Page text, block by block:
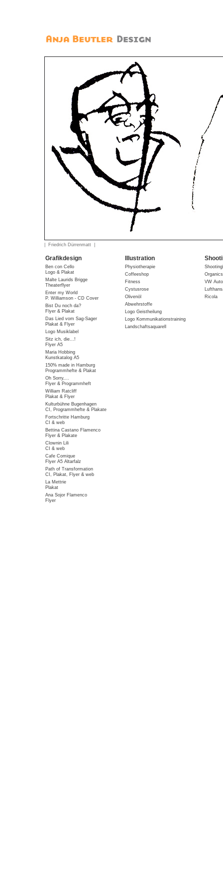
| Friedrich Dürrenmatt |
Grafikdesign
Ben con Cello
Logo & Plakat
Malte Laurids Brigge
Theaterflyer
Enter my World
P. Williamson - CD Cover
Bist Du noch da?
Flyer & Plakat
Das Lied vom Sag-Sager
Plakat & Flyer
Logo Musiklabel
Sitz ich, die...!
Flyer A5
Maria Hobbing
Kunstkatalog A5
150% made in Hamburg
Programmhefte & Plakat
Oh Sorry,...
Flyer & Programmheft
William Ratcliff
Plakat & Flyer
Kulturbühne Bugenhagen
CI, Programmhefte & Plakate
Fortschritte Hamburg
CI & web
Bettina Castano Flamenco
Flyer & Plakate
Clownin Lili
CI & web
Cafe Comique
Flyer A5 Altarfalz
Path of Transformation
CI, Plakat, Flyer & web
La Mettrie
Plakat
Ana Sojor Flamenco
Flyer
Illustration
Physiotherapie
Coffeeshop
Fitness
Cystusrose
Olivenöl
Abwehrstoffe
Logo Geistheilung
Logo Kommunikationstraining
Landschaftsaquarell
Organics
VW
Ricola